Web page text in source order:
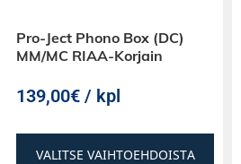
Pro-Ject Phono Box (DC)
MM/MC RIAA-Korjain
139,00€ / kpl
VALITSE VAIHTOEHDOISTA